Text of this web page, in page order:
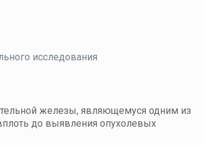
исследования
железы, являющемуся одним из
до выявления опухолевых